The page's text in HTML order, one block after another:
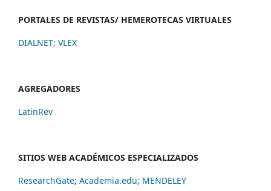
PORTALES DE REVISTAS/ HEMEROTECAS VIRTUALES
DIALNET; VLEX
AGREGADORES
LatinRev
SITIOS WEB ACADÉMICOS ESPECIALIZADOS
ResearchGate; Academia.edu; MENDELEY